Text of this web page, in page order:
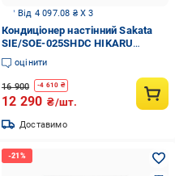
Від 4 097.08 ₴ X 3
Кондиціонер настінний Sakata
SIE/SOE-025SHDC HIKARU
INVERTER Wi-fi Ready (29356219)
оцінити
16 900 -4 610 ₴
12 290 ₴/шт.
Доставимо